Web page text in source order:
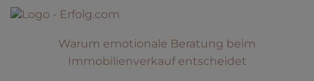
Warum emotionale Beratung beim
Immobilienverkauf entscheidet